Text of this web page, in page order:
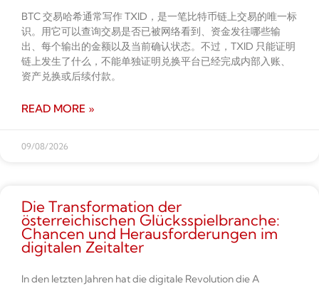
BTC 交易哈希通常写作 TXID，是一笔比特币链上交易的唯一标
识。用它可以查询交易是否已被网络看到、资金发往哪些输
出、每个输出的金额以及当前确认状态。不过，TXID 只能证明
链上发生了什么，不能单独证明兑换平台已经完成内部入账、
资产兑换或后续付款。
READ MORE »
09/08/2026
Die Transformation der
österreichischen Glücksspielbranche:
Chancen und Herausforderungen im
digitalen Zeitalter
In den letzten Jahren hat die digitale Revolution die A